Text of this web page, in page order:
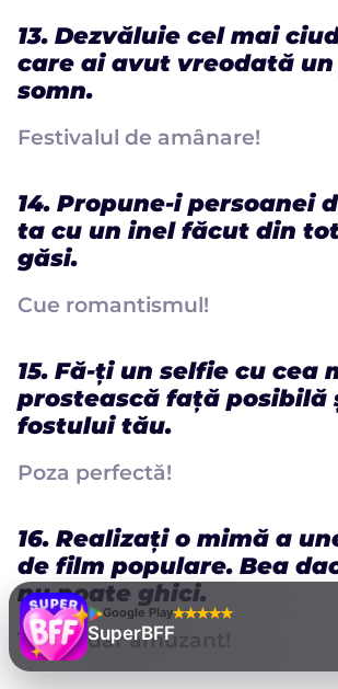
13. Dezvăluie cel mai
care ai avut vreodată un
somn.
Festivalul de amânare!
14. Propune-i persoanei
ta cu un inel făcut din
găsi.
Cue romantismul!
15. Fă-ți un selfie cu cea
prostească față posibilă
fostului tău.
Poza perfectă!
16. Realizați o mimă a
de film populare. Bea
nu poate ghici.
Tăcut, dar amuzant!
Google Play
SuperBFF